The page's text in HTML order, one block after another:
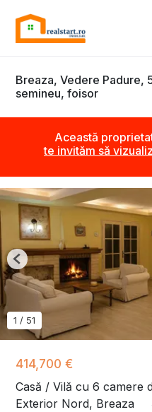
Breaza, Vedere Padure,
semineu, foisor
Această
te invităm să
414,700 €
Casă / Vilă cu 6 camere
Exterior Nord, Breaza
1 / 51
Previous